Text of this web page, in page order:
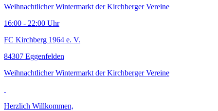
Weihnachtlicher Wintermarkt der Kirchberger Vereine
16:00 - 22:00 Uhr
FC Kirchberg 1964 e. V.
84307 Eggenfelden
Weihnachtlicher Wintermarkt der Kirchberger Vereine
Herzlich Willkommen,